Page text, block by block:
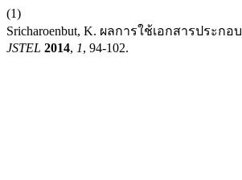
(1)
Sricharoenbut, K. ผลการใช้เอกสารประ
JSTEL 2014, 1, 94-102.